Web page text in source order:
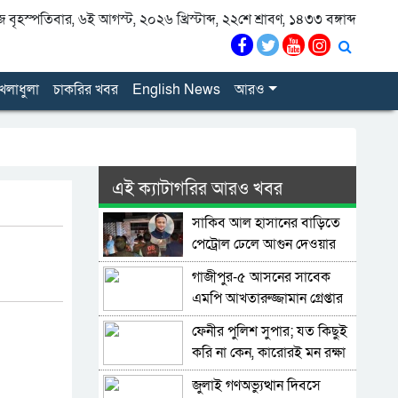
৬ই আগস্ট, ২০২৬ খ্রিস্টাব্দ, ২২শে শ্রাবণ, ১৪৩৩ বঙ্গাব্দ
চাকরির খবর English News আরও
এই ক্যাটাগরির আরও খবর
সাকিব আল হাসানের বাড়িতে
পেট্রোল ঢেলে আগুন দেওয়ার
চেষ্টা, ভাঙচুর
গাজীপুর-৫ আসনের সাবেক
এমপি আখতারুজ্জামান গ্রেপ্তার
ফেনীর পুলিশ সুপার; যত কিছুই
করি না কেন, কারোরই মন রক্ষা
করতে পারি না
জুলাই গণঅভ্যুত্থান দিবসে